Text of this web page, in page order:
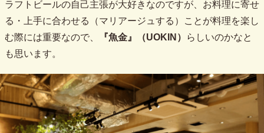
ラフトビールの自己主張が大好きなのですが、お料理に寄せ
る・上手に合わせる（マリアージュする）ことが料理を楽し
む際には重要なので、
『魚金』（UOKIN）
らしいのかなと
も思います。